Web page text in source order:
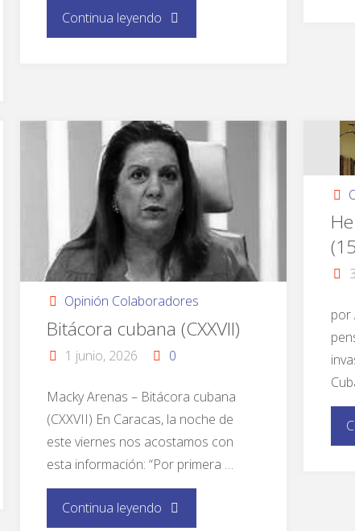
Continua leyendo
Opinión Colaboradores
Bitácora cubana (CXXVII)
1 junio, 2026 0
Macky Arenas – Bitácora cubana
(CXXVII) En Caracas, la noche de
este viernes nos acostamos con
esta información: “Por primera …
Continua leyendo
por